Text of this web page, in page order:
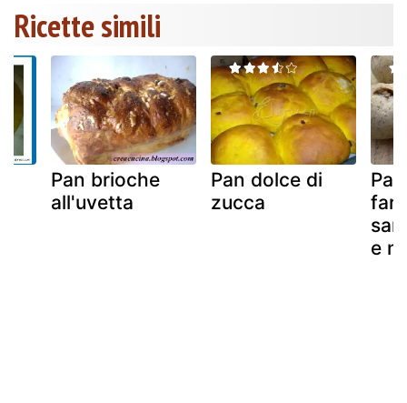
Ricette simili
Pan brioche
all'uvetta
Pan dolce di
zucca
e